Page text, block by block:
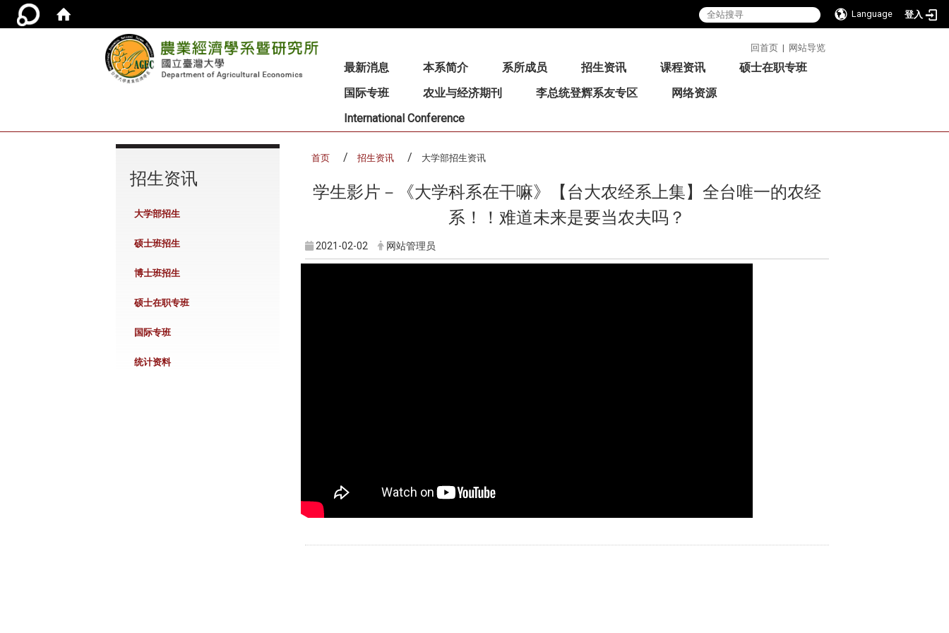
Language 登入
回首页 | 网站导览
最新消息 本系简介 系所成员 招生资讯 课程资讯
硕士在职专班
国际专班
农业与经济期刊 李总统登辉系友专区
网络资源
International Conference
招生资讯
大学部招生
硕士班招生
博士班招生
硕士在职专班
国际专班
统计资料
首页 招生资讯 大学部招生资讯
学生影片－《大学科系在干嘛》【台大农经系上集】全台唯一的农经
系！！难道未来是要当农夫吗？
2021-02-02 网站管理员